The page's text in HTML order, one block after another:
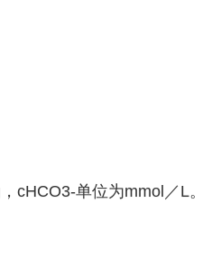
cHCO3-单位为mmol／L。